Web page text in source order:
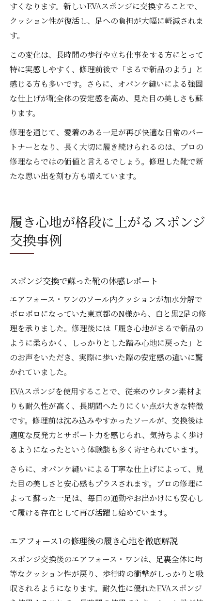
すくなります。新しいEVAスポンジに交換することで、
クッション性が復活し、足への負担が大幅に軽減されま
す。
この変化は、長時間の歩行や立ち仕事をする方にとって
特に実感しやすく、修理前後で「まるで新品のよう」と
感じる方も多いです。さらに、オパンケ縫いによる強固
な仕上げが靴全体の安定感を高め、見た目の美しさも蘇
ります。
修理を通じて、愛着のある一足が再び快適な日常のパー
トナーとなり、長く大切に履き続けられるのは、プロの
修理ならではの価値と言えるでしょう。修理した靴で新
たな思い出を刻む方も増えています。
履き心地が格段に上がるスポンジ
交換事例
スポンジ交換で蘇った靴の体感レポート
エアフォース・ワンのソール内クッションが加水分解で
ボロボロになっていた東京都のN様から、白と黒2足の修
理を承りました。修理後には「履き心地がまるで新品の
ように柔らかく、しっかりとした踏み心地に戻った」と
のお声をいただき、実際に歩いた際の安定感の違いに驚
かれていました。
EVAスポンジを使用することで、従来のウレタン素材よ
りも耐久性が高く、長期間へたりにくい点が大きな特徴
です。修理前は沈み込みやすかったソールが、交換後は
適度な反発力とサポート力を感じられ、気持ちよく歩け
るようになったという体験談も多く寄せられています。
さらに、オパンケ縫いによる丁寧な仕上げによって、見
た目の美しさと安心感もプラスされます。プロの修理に
よって蘇った一足は、毎日の通勤やお出かけにも安心し
て履ける存在として再び活躍し始めています。
エアフォース1の修理後の履き心地を徹底解説
スポンジ交換後のエアフォース・ワンは、足裏全体に均
等なクッション性が戻り、歩行時の衝撃がしっかりと吸
収されるようになります。耐久性に優れたEVAスポンジ